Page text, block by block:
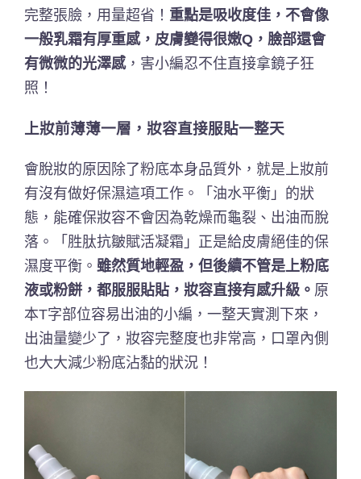
完整張臉，用量超省！ 重點是吸收度佳，不會像
一般乳霜有厚重感，皮膚變得很嫩Q，臉部還會
有微微的光澤感，害小編忍不住直接拿鏡子狂
照！
上妝前薄薄一層，妝容直接服貼一整天
會脫妝的原因除了粉底本身品質外，就是上妝前
有沒有做好保濕這項工作。「油水平衡」的狀
態，能確保妝容不會因為乾燥而龜裂、出油而脫
落。「胜肽抗皺賦活凝霜」正是給皮膚絕佳的保
濕度平衡。 雖然質地輕盈，但後續不管是上粉底
液或粉餅，都服服貼貼，妝容直接有感升級。 原
本T字部位容易出油的小編，一整天實測下來，
出油量變少了，妝容完整度也非常高，口罩內側
也大大減少粉底沾黏的狀況！